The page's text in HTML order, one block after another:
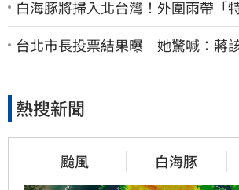
白海豚將掃入北台灣！外圍雨帶
典警告別出門
台北市長投票結果曝 她驚喊：蔣
熱搜新聞
颱風 白海豚